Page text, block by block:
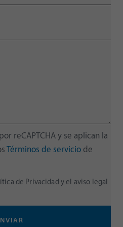
reCAPTCHA y se aplican la
Términos de servicio de
de Privacidad y el aviso legal